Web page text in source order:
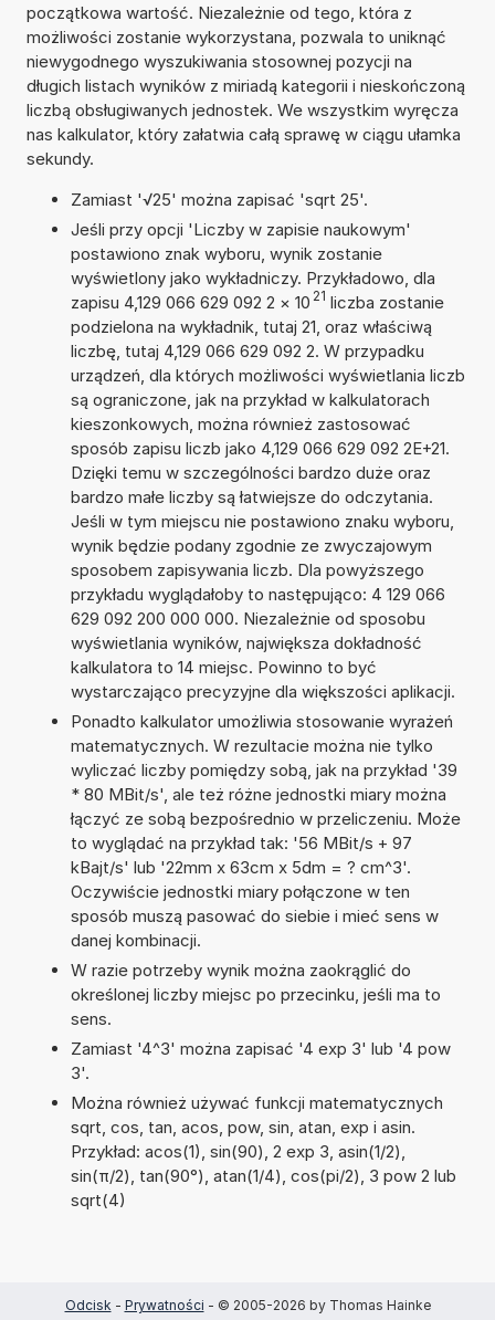
początkowa wartość. Niezależnie od tego, która z
możliwości zostanie wykorzystana, pozwala to uniknąć
niewygodnego wyszukiwania stosownej pozycji na
długich listach wyników z miriadą kategorii i nieskończoną
liczbą obsługiwanych jednostek. We wszystkim wyręcza
nas kalkulator, który załatwia całą sprawę w ciągu ułamka
sekundy.
Zamiast '√25' można zapisać 'sqrt 25'.
Jeśli przy opcji 'Liczby w zapisie naukowym'
postawiono znak wyboru, wynik zostanie
wyświetlony jako wykładniczy. Przykładowo, dla
zapisu 4,129 066 629 092 2 × 10 21 liczba zostanie
podzielona na wykładnik, tutaj 21, oraz właściwą
liczbę, tutaj 4,129 066 629 092 2. W przypadku
urządzeń, dla których możliwości wyświetlania liczb
są ograniczone, jak na przykład w kalkulatorach
kieszonkowych, można również zastosować
sposób zapisu liczb jako 4,129 066 629 092 2E+21.
Dzięki temu w szczególności bardzo duże oraz
bardzo małe liczby są łatwiejsze do odczytania.
Jeśli w tym miejscu nie postawiono znaku wyboru,
wynik będzie podany zgodnie ze zwyczajowym
sposobem zapisywania liczb. Dla powyższego
przykładu wyglądałoby to następująco: 4 129 066
629 092 200 000 000. Niezależnie od sposobu
wyświetlania wyników, największa dokładność
kalkulatora to 14 miejsc. Powinno to być
wystarczająco precyzyjne dla większości aplikacji.
Ponadto kalkulator umożliwia stosowanie wyrażeń
matematycznych. W rezultacie można nie tylko
wyliczać liczby pomiędzy sobą, jak na przykład '39
* 80 MBit/s', ale też różne jednostki miary można
łączyć ze sobą bezpośrednio w przeliczeniu. Może
to wyglądać na przykład tak: '56 MBit/s + 97
kBajt/s' lub '22mm x 63cm x 5dm = ? cm^3'.
Oczywiście jednostki miary połączone w ten
sposób muszą pasować do siebie i mieć sens w
danej kombinacji.
W razie potrzeby wynik można zaokrąglić do
określonej liczby miejsc po przecinku, jeśli ma to
sens.
Zamiast '4^3' można zapisać '4 exp 3' lub '4 pow
3'.
Można również używać funkcji matematycznych
sqrt, cos, tan, acos, pow, sin, atan, exp i asin.
Przykład: acos(1), sin(90), 2 exp 3, asin(1/2),
sin(π/2), tan(90°), atan(1/4), cos(pi/2), 3 pow 2 lub
sqrt(4)
Odcisk - Prywatności - © 2005-2026 by Thomas Hainke